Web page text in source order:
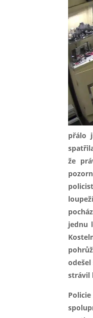
přálo
že
jednu
strávil